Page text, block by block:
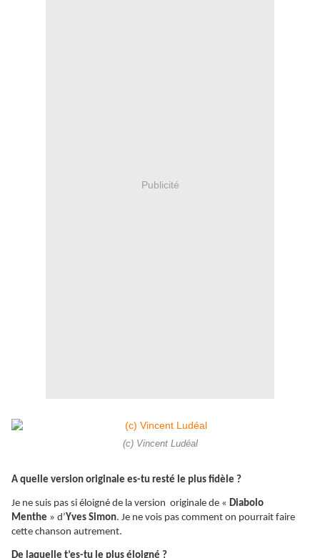
Publicité
(c) Vincent Ludéal
A quelle version originale es-tu resté le plus fidèle ?
Je ne suis pas si éloigné de la version originale de « Diabolo
Menthe » d’Yves Simon. Je ne vois pas comment on pourrait faire
cette chanson autrement.
De laquelle t’es-tu le plus éloigné ?